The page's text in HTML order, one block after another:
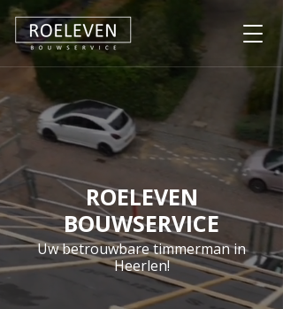
ROELEVEN
BOUWSERVICE
Uw betrouwbare timmerman in
Heerlen!